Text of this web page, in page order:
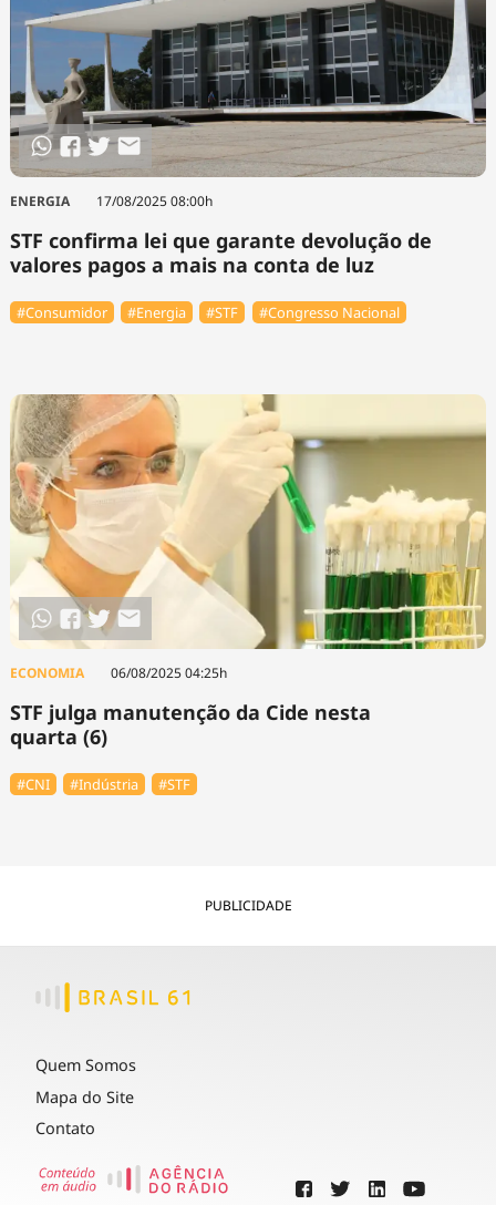
ENERGIA 17/08/2025 08:00h
STF confirma lei que garante devolução de
valores pagos a mais na conta de luz
#Consumidor #Energia #STF #Congresso Nacional
ECONOMIA 06/08/2025 04:25h
STF julga manutenção da Cide nesta
quarta (6)
#CNI #Indústria #STF
PUBLICIDADE
Quem Somos
Mapa do Site
Contato